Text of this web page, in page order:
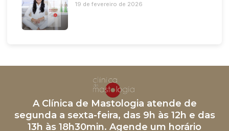
19 de fevereiro de 2026
A Clínica de Mastologia atende de
segunda a sexta-feira, das 9h às 12h e das
13h às 18h30min. Agende um horário